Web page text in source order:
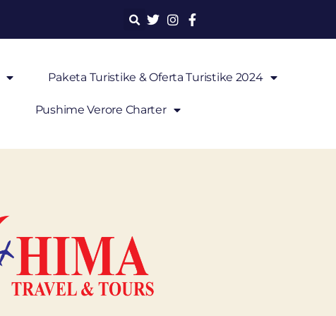
Paketa Turistike & Oferta Turistike 2024
Pushime Verore Charter